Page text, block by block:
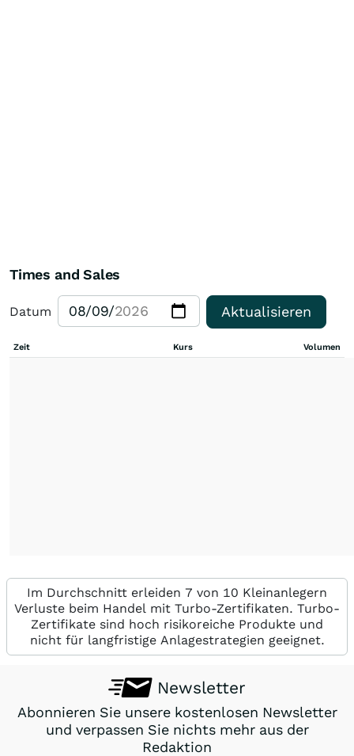
Times and Sales
Datum Aktualisieren
Zeit Kurs Volumen
Im Durchschnitt erleiden 7 von 10 Kleinanlegern
Verluste beim Handel mit Turbo-Zertifikaten. Turbo-
Zertifikate sind hoch risikoreiche Produkte und
nicht für langfristige Anlagestrategien geeignet.
Newsletter
Abonnieren Sie unsere kostenlosen Newsletter
und verpassen Sie nichts mehr aus der
Redaktion